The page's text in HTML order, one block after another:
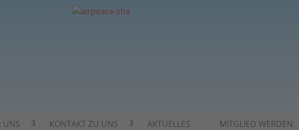
UNS KONTAKT ZU UNS AKTUELLES MITGLIED WERDEN